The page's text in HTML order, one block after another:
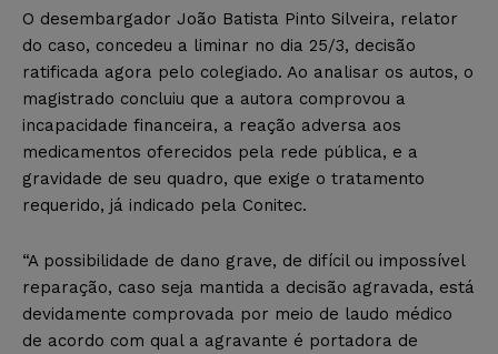
O desembargador João Batista Pinto Silveira, relator
do caso, concedeu a liminar no dia 25/3, decisão
ratificada agora pelo colegiado. Ao analisar os autos, o
magistrado concluiu que a autora comprovou a
incapacidade financeira, a reação adversa aos
medicamentos oferecidos pela rede pública, e a
gravidade de seu quadro, que exige o tratamento
requerido, já indicado pela Conitec.
“A possibilidade de dano grave, de difícil ou impossível
reparação, caso seja mantida a decisão agravada, está
devidamente comprovada por meio de laudo médico
de acordo com qual a agravante é portadora de